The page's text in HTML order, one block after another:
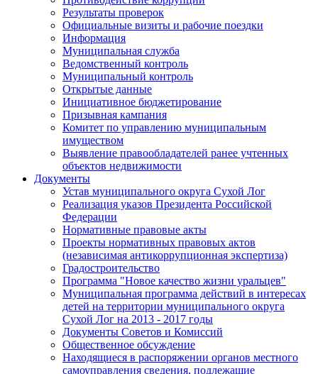
Результаты проверок
Официальные визиты и рабочие поездки
Информация
Муниципальная служба
Ведомственный контроль
Муниципальный контроль
Открытые данные
Инициативное бюджетирование
Призывная кампания
Комитет по управлению муниципальным
имуществом
Выявление правообладателей ранее учтенных
объектов недвижимости
Документы
Устав муниципального округа Сухой Лог
Реализация указов Президента Российской
Федерации
Нормативные правовые акты
Проекты нормативных правовых актов
(независимая антикоррупционная экспертиза)
Градостроительство
Программа "Новое качество жизни уральцев"
Муниципальная программа действий в интересах
детей на территории муниципального округа
Сухой Лог на 2013 - 2017 годы
Документы Советов и Комиссий
Общественное обсуждение
Находящиеся в распоряжении органов местного
самоуправления сведения, подлежащие